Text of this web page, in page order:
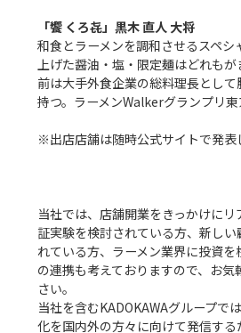
「饗 くろ㐂」黒木 直人 大将
和食とラーメンを調和させるスペシ
上げた醤油・塩・限定麺はどれも
前は大手外食企業の総料理長とし
持つ。ラーメンWalkerグランプリ東
※出店店舗は随時公式サイトで発表
当社では、店舗開業をきっかけに
証実験を検討されている方、新し
れている方、ラーメン業界に投資を
の連携も考えておりますので、お
さい。
当社を含むKADOKAWAグループで
化を国内外の方々に向けて発信す